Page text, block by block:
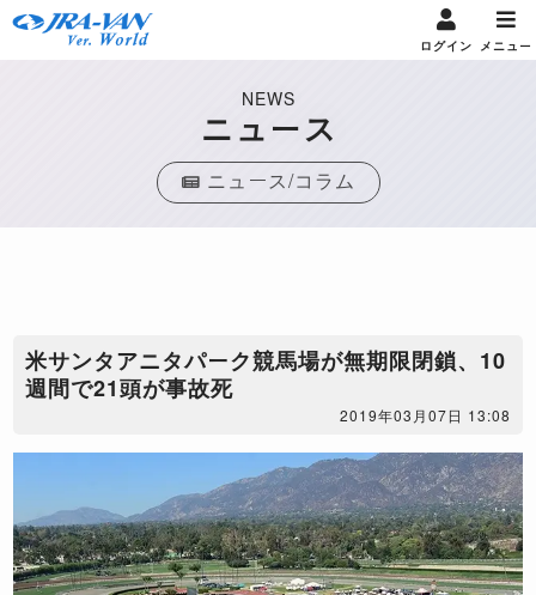
ログイン メニュー
NEWS
ニュース
ニュース/コラム
米サンタアニタパーク競馬場が無期限閉鎖、10
週間で21頭が事故死
2019年03月07日 13:08